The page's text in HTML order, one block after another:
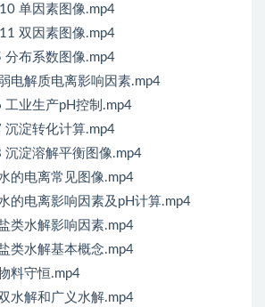
单因素图像.mp4
双因素图像.mp4
分布系数图像.mp4
电解质电离影响因素.mp4
工业生产pH控制.mp4
沉淀转化计算.mp4
沉淀溶解平衡图像.mp4
的电离常见图像.mp4
的电离影响因素及pH计算.mp4
类水解影响因素.mp4
类水解基本概念.mp4
料守恒.mp4
水解和广义水解.mp4